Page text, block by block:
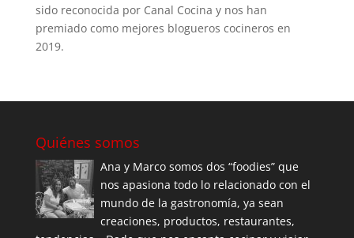
sido reconocida por Canal Cocina y nos han
premiado como mejores blogueros cocineros en
2019.
Quiénes somos
Ana y Marco somos dos “foodies” que
nos apasiona todo lo relacionado con el
mundo de la gastronomía, ya sean
creaciones, productos, restaurantes,